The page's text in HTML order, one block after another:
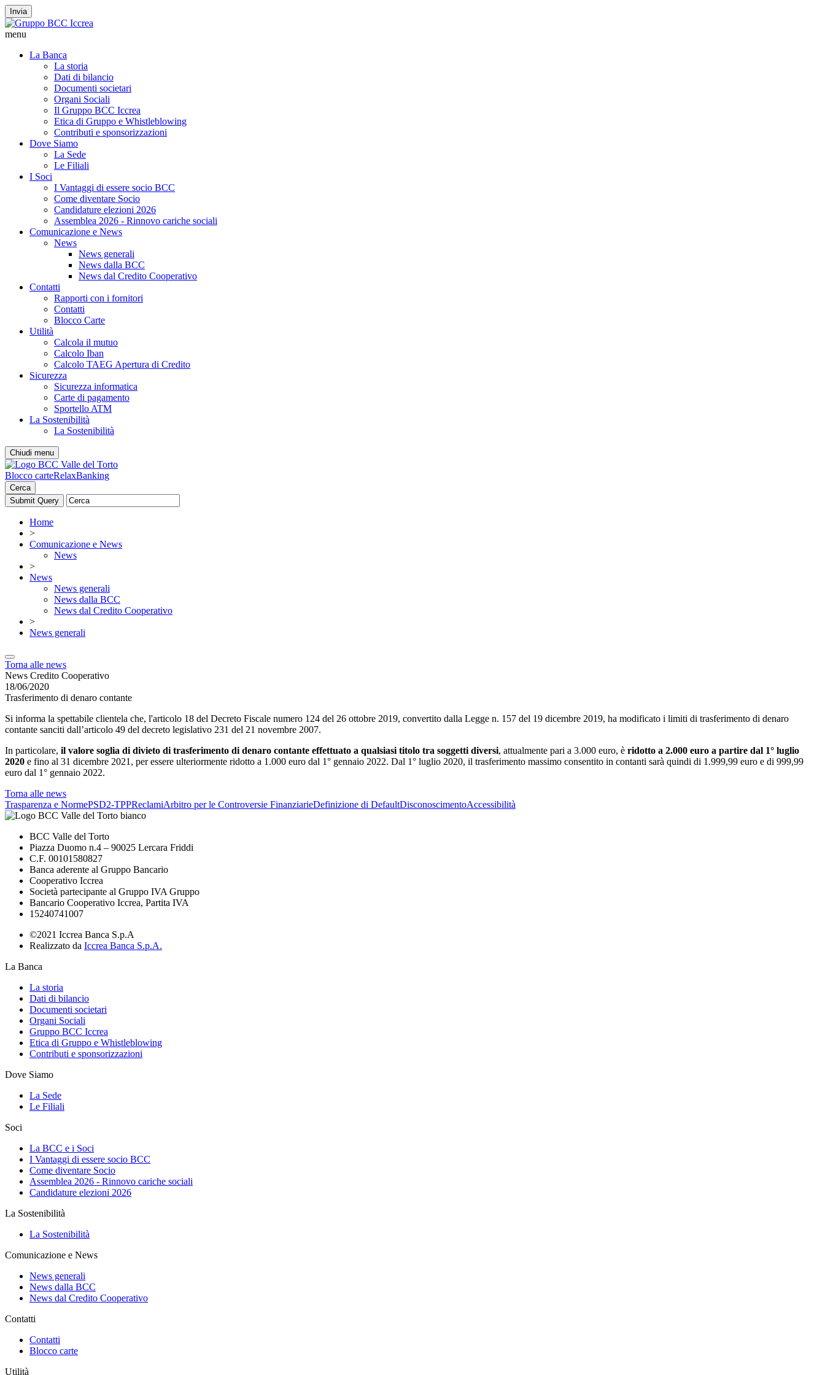
Invia
menu
La Banca
La storia
Dati di bilancio
Documenti societari
Organi Sociali
Il Gruppo BCC Iccrea
Etica di Gruppo e Whistleblowing
Contributi e sponsorizzazioni
Dove Siamo
La Sede
Le Filiali
I Soci
I Vantaggi di essere socio BCC
Come diventare Socio
Candidature elezioni 2026
Assemblea 2026 - Rinnovo cariche sociali
Comunicazione e News
News
News generali
News dalla BCC
News dal Credito Cooperativo
Contatti
Rapporti con i fornitori
Contatti
Blocco Carte
Utilità
Calcola il mutuo
Calcolo Iban
Calcolo TAEG Apertura di Credito
Sicurezza
Sicurezza informatica
Carte di pagamento
Sportello ATM
La Sostenibilità
La Sostenibilità
Chiudi menu
Blocco carteRelaxBanking
Cerca
Home
>
Comunicazione e News
News
>
News
News generali
News dalla BCC
News dal Credito Cooperativo
>
News generali
Torna alle news
News Credito Cooperativo
18/06/2020
Trasferimento di denaro contante
Si informa la spettabile clientela che, l'articolo 18 del Decreto Fiscale numero 124 del 26 ottobre 2019, convertito dalla Legge n. 157 del 19 dicembre 2019, ha modificato i limiti di trasferimento di denaro
contante sanciti dall’articolo 49 del decreto legislativo 231 del 21 novembre 2007.
In particolare, il valore soglia di divieto di trasferimento di denaro contante effettuato a qualsiasi titolo tra soggetti diversi, attualmente pari a 3.000 euro, è ridotto a 2.000 euro a partire dal 1° luglio
2020 e fino al 31 dicembre 2021, per essere ulteriormente ridotto a 1.000 euro dal 1° gennaio 2022. Dal 1° luglio 2020, il trasferimento massimo consentito in contanti sarà quindi di 1.999,99 euro e di 999,99
euro dal 1° gennaio 2022.
Torna alle news
Trasparenza e NormePSD2-TPPReclamiArbitro per le Controversie FinanziarieDefinizione di DefaultDisconoscimentoAccessibilità
BCC Valle del Torto
Piazza Duomo n.4 – 90025 Lercara Friddi
C.F. 00101580827
Banca aderente al Gruppo Bancario
Cooperativo Iccrea
Società partecipante al Gruppo IVA Gruppo
Bancario Cooperativo Iccrea, Partita IVA
15240741007
©2021 Iccrea Banca S.p.A
Realizzato da Iccrea Banca S.p.A.
La Banca
La storia
Dati di bilancio
Documenti societari
Organi Sociali
Gruppo BCC Iccrea
Etica di Gruppo e Whistleblowing
Contributi e sponsorizzazioni
Dove Siamo
La Sede
Le Filiali
Soci
La BCC e i Soci
I Vantaggi di essere socio BCC
Come diventare Socio
Assemblea 2026 - Rinnovo cariche sociali
Candidature elezioni 2026
La Sostenibilità
La Sostenibilità
Comunicazione e News
News generali
News dalla BCC
News dal Credito Cooperativo
Contatti
Contatti
Blocco carte
Utilità